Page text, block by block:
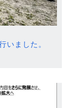
いました。